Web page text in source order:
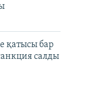
қатысы бар
салды